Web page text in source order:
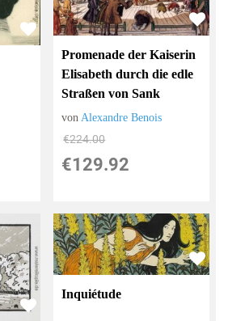
Promenade der Kaiserin
Elisabeth durch die edle
Straßen von Sank
vonAlexandre Benois
€224.00
€129.92
Inquiétude